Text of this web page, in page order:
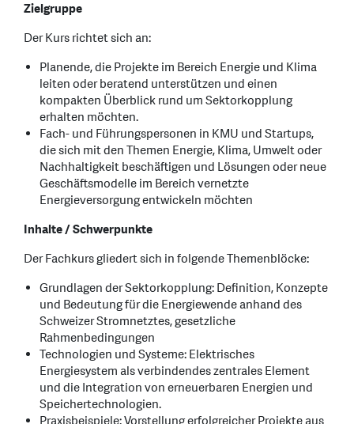
Zielgruppe
Der Kurs richtet sich an:
Planende, die Projekte im Bereich Energie und Klima
leiten oder beratend unterstützen und einen
kompakten Überblick rund um Sektorkopplung
erhalten möchten.
Fach- und Führungspersonen in KMU und Startups,
die sich mit den Themen Energie, Klima, Umwelt oder
Nachhaltigkeit beschäftigen und Lösungen oder neue
Geschäftsmodelle im Bereich vernetzte
Energieversorgung entwickeln möchten
Inhalte / Schwerpunkte
Der Fachkurs gliedert sich in folgende Themenblöcke:
Grundlagen der Sektorkopplung: Definition, Konzepte
und Bedeutung für die Energiewende anhand des
Schweizer Stromnetztes, gesetzliche
Rahmenbedingungen
Technologien und Systeme: Elektrisches
Energiesystem als verbindendes zentrales Element
und die Integration von erneuerbaren Energien und
Speichertechnologien.